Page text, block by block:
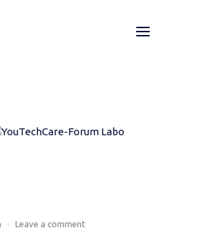
Menu
Leave a comment